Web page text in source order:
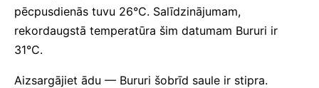
pēcpusdienās tuvu 26°C. Salīdzinājumam,
rekordaugstā temperatūra šim datumam Bururi ir
31°C.
Aizsargājiet ādu — Bururi šobrīd saule ir stipra.